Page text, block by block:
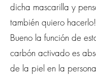
dicha mascarilla y
también quiero
Bueno la función de
carbón activado es
de la piel en la